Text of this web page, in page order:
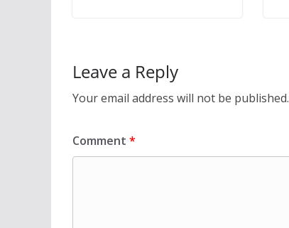
Leave a Reply
Your email address will not be published.
Comment *